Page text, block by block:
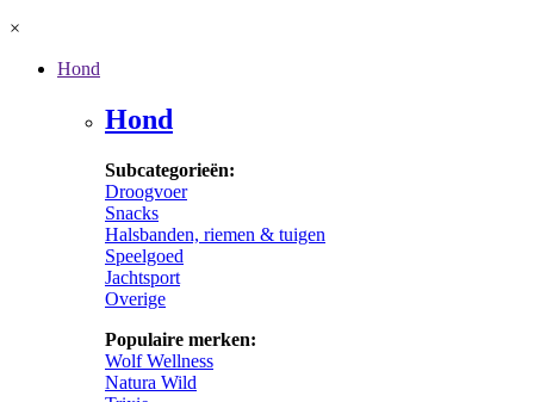
×
Hond
Hond
Subcategorieën:
Droogvoer
Snacks
Halsbanden, riemen & tuigen
Speelgoed
Jachtsport
Overige
Populaire merken:
Wolf Wellness
Natura Wild